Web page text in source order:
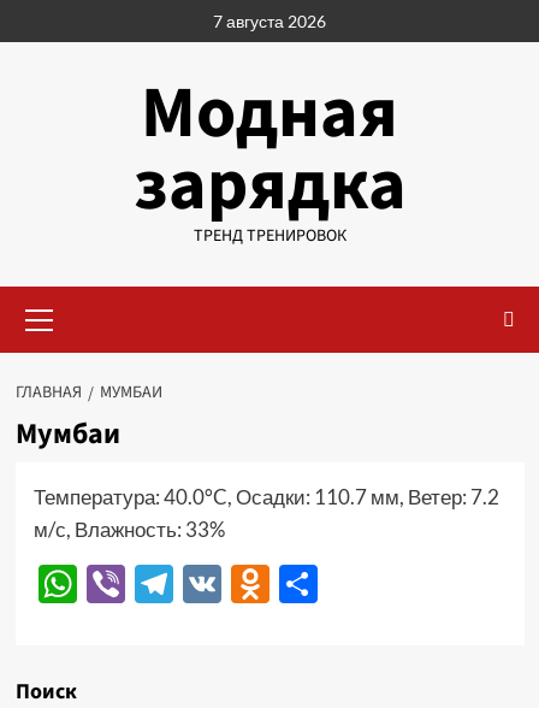
к
7 августа 2026
Модная
зарядка
ТРЕНД ТРЕНИРОВОК
меню
ГЛАВНАЯ МУМБАИ
Мумбаи
Температура: 40.0°C, Осадки: 110.7 мм, Ветер: 7.2
м/с, Влажность: 33%
WhatsApp
ViberTelegram
VKOdnoklassniki
Отправить
Поиск